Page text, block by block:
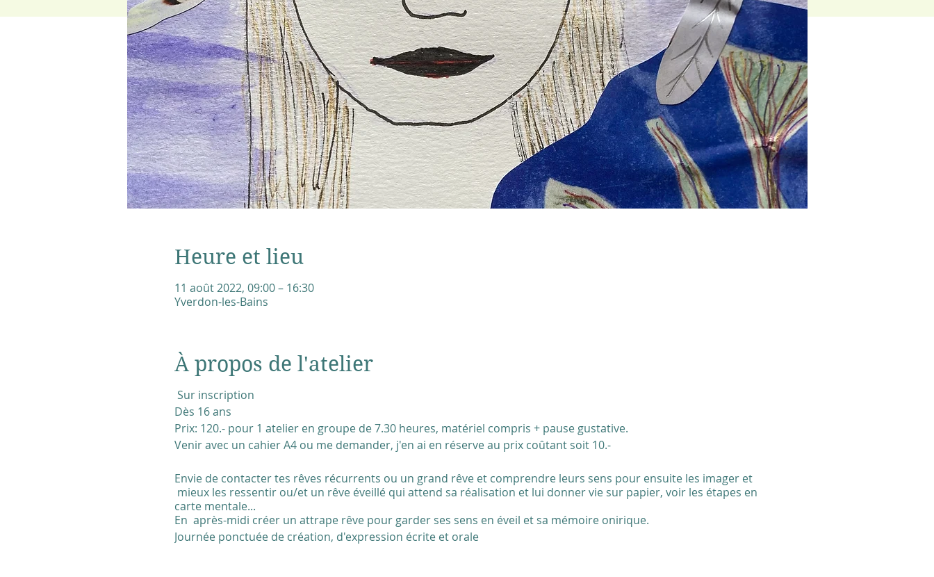
Heure et lieu
11 août 2022, 09:00 – 16:30
Yverdon-les-Bains
À propos de l'atelier
Sur inscription
Dès 16 ans
Prix: 120.- pour 1 atelier en groupe de 7.30 heures, matériel compris + pause gustative.
Venir avec un cahier A4 ou me demander, j'en ai en réserve au prix coûtant soit 10.-
Envie de contacter tes rêves récurrents ou un grand rêve et comprendre leurs sens pour ensuite les imager et
mieux les ressentir ou/et un rêve éveillé qui attend sa réalisation et lui donner vie sur papier, voir les étapes en
carte mentale...
En après-midi créer un attrape rêve pour garder ses sens en éveil et sa mémoire onirique.
Journée ponctuée de création, d'expression écrite et orale